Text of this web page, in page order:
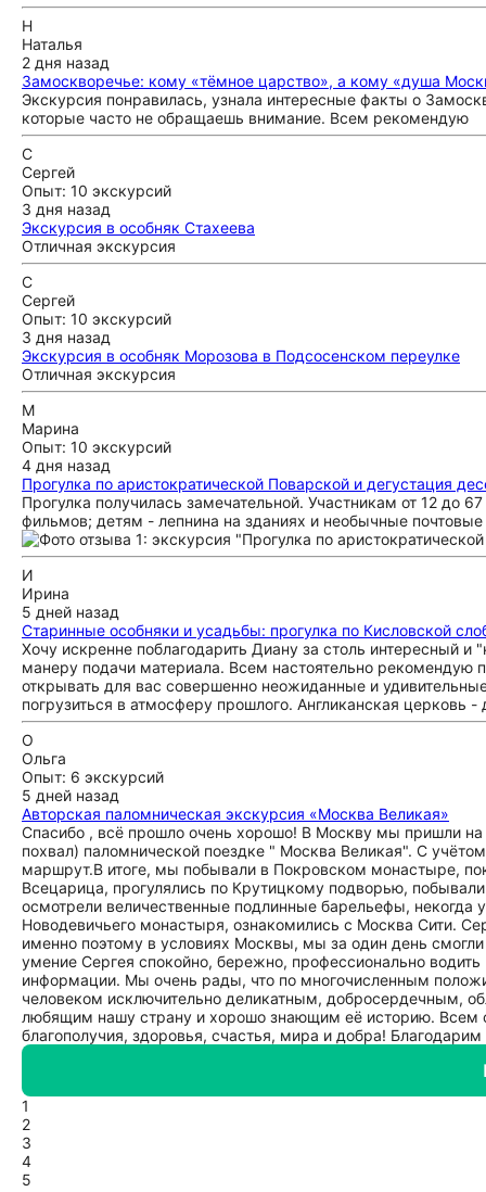
Н
Наталья
2 дня назад
Замоскворечье: кому «тёмное царство», а кому «душа
Экскурсия понравилась, узнала интересные факты о
которые часто не обращаешь внимание. Всем рекомендую
С
Сергей
Опыт: 10 экскурсий
3 дня назад
Экскурсия в особняк Стахеева
Отличная экскурсия
С
Сергей
Опыт: 10 экскурсий
3 дня назад
Экскурсия в особняк Морозова в Подсосенском переулке
Отличная экскурсия
М
Марина
Опыт: 10 экскурсий
4 дня назад
Прогулка по аристократической Поварской и дегустация
Прогулка получилась замечательной. Участникам от 12
фильмов; детям - лепнина на зданиях и необычные
И
Ирина
5 дней назад
Старинные особняки и усадьбы: прогулка по Кисловской
Хочу искренне поблагодарить Диану за столь интересный
манеру подачи материала. Всем настоятельно рекомендую
открывать для вас совершенно неожиданные и
погрузиться в атмосферу прошлого. Англиканская церковь
О
Ольга
Опыт: 6 экскурсий
5 дней назад
Авторская паломническая экскурсия «Москва Великая»
Спасибо , всё прошло очень хорошо! В Москву мы пришли
похвал) паломнической поездке " Москва Великая". С
маршрут.В итоге, мы побывали в Покровском монастыре,
Всецарица, прогулялись по Крутицкому подворью,
осмотрели величественные подлинные барельефы,
Новодевичьего монастыря, ознакомились с Москва Сити.
именно поэтому в условиях Москвы, мы за один день
умение Сергея спокойно, бережно, профессионально
информации. Мы очень рады, что по многочисленным
человеком исключительно деликатным, добросердечным,
любящим нашу страну и хорошо знающим её историю. Всем
благополучия, здоровья, счастья, мира и добра!
1
2
3
4
5